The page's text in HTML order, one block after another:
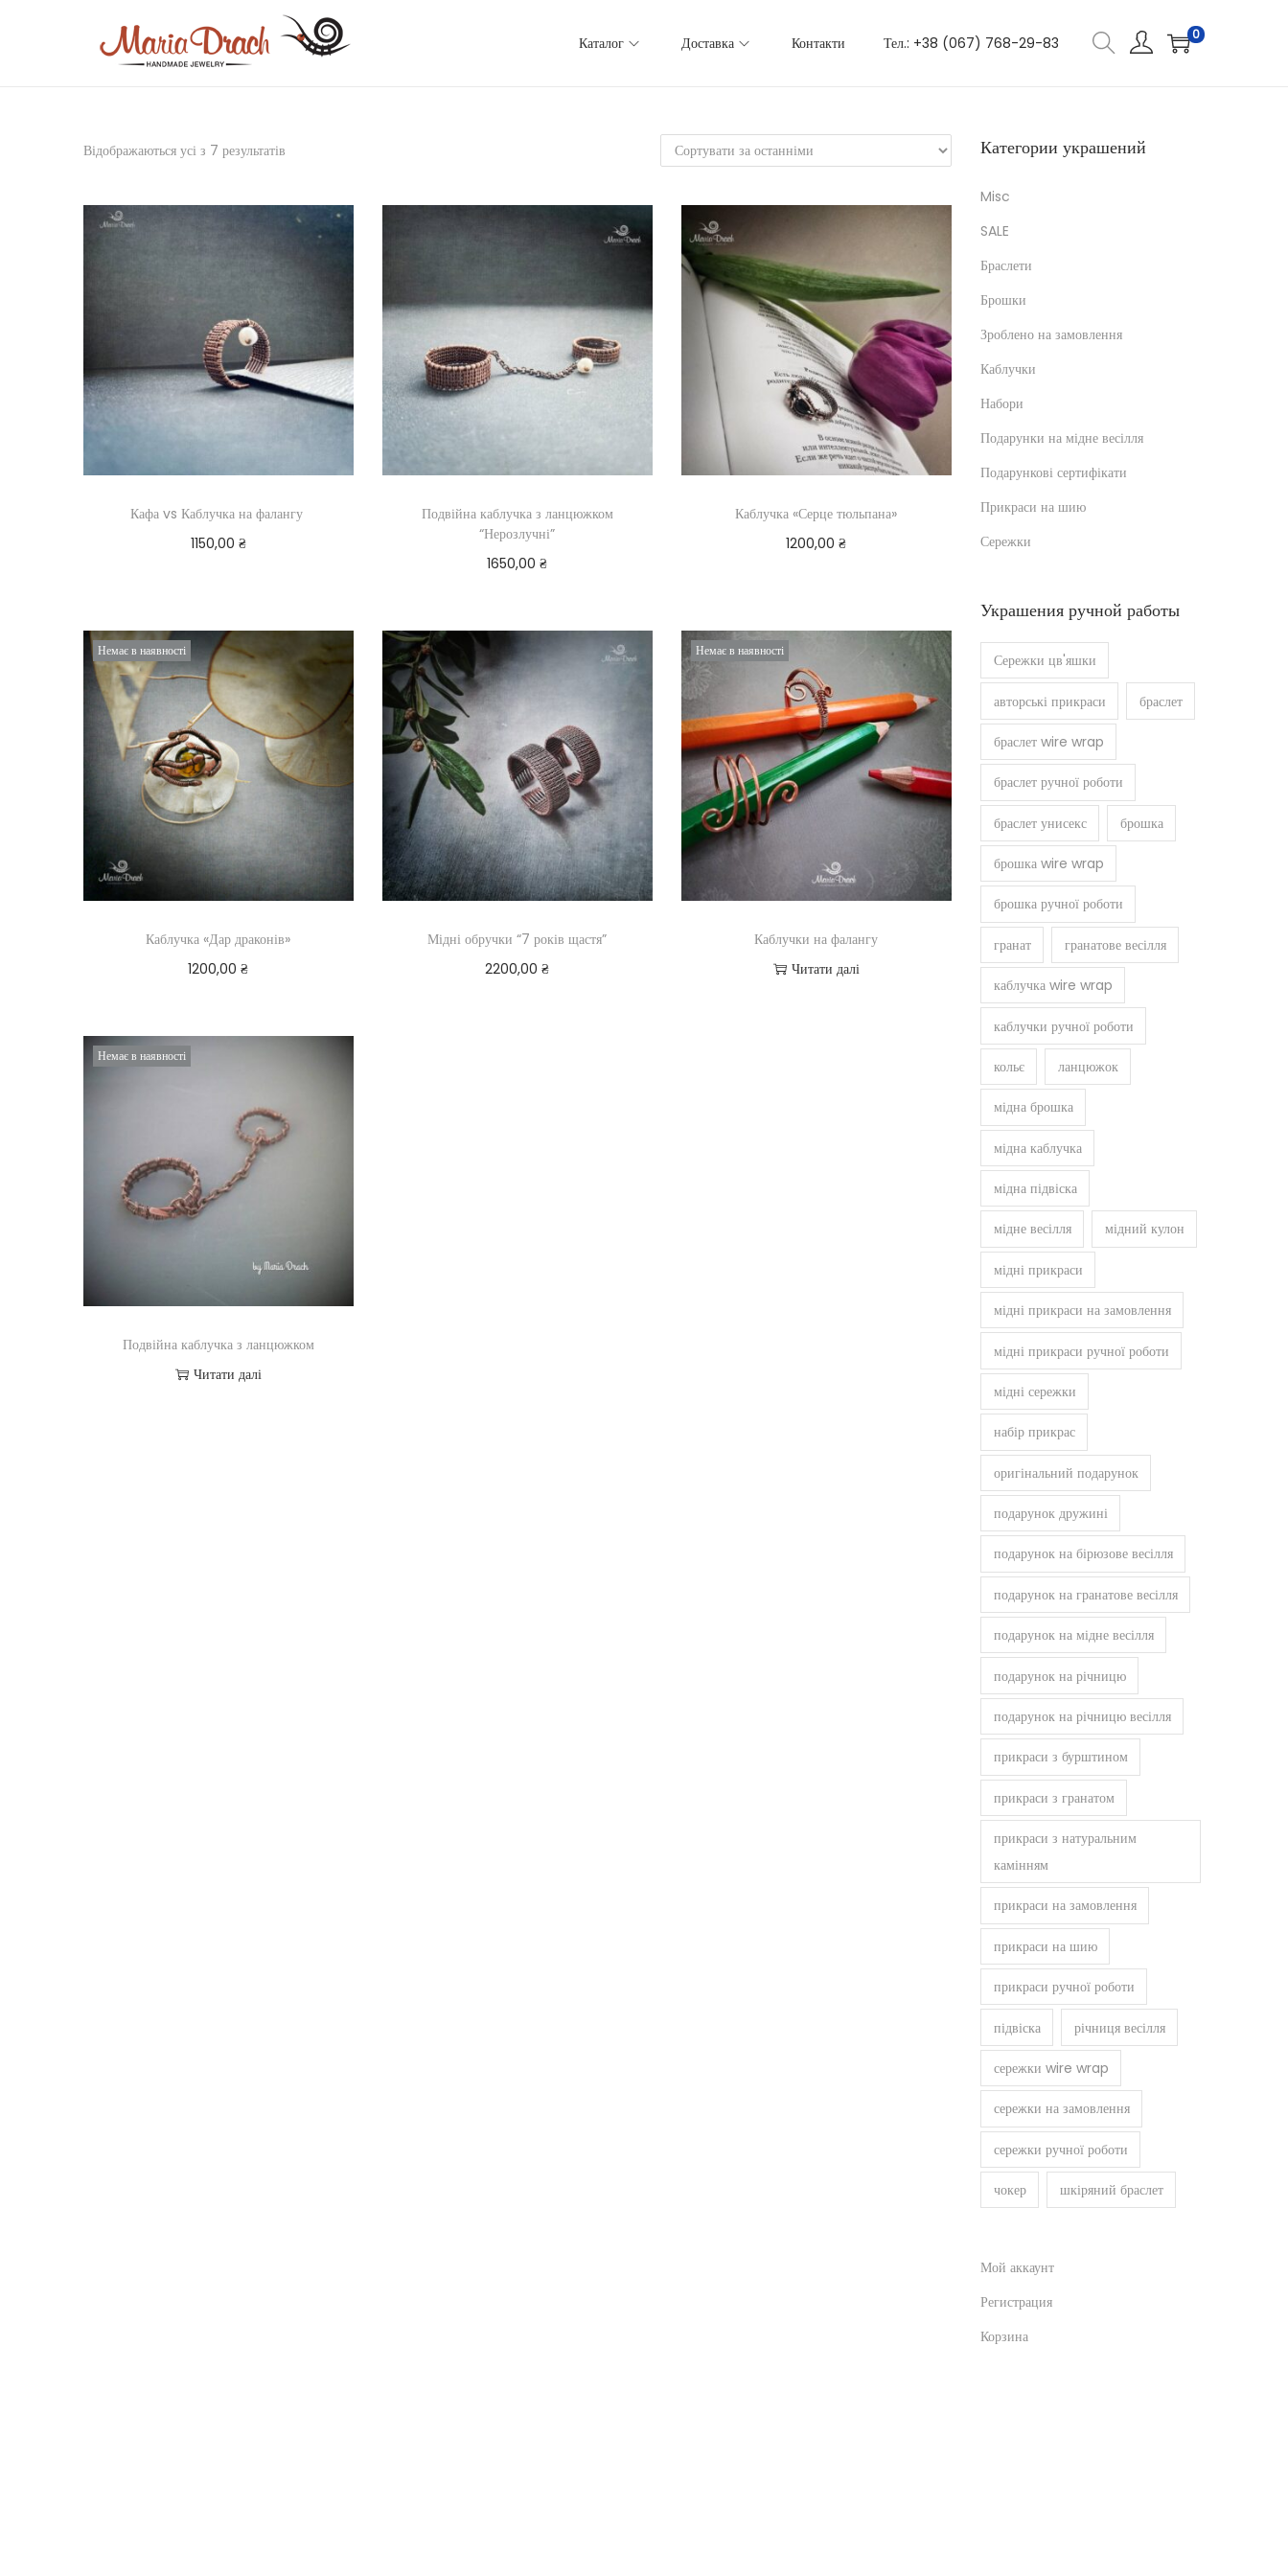
Каталог Доставка Контакти Тел.: +38 (067) 768-29-83 0
Відображаються усі з 7 результатів
Кафа vs Каблучка на фалангу
1150,00 ₴
Подвійна каблучка з ланцюжком
“Нерозлучні”
1650,00₴
Каблучка «Серце тюльпана»
1200,00₴
Немає в наявності
Каблучка «Дар драконів»
1200,00₴
Мідні обручки “7 років щастя”
2200,00₴
Немає в наявності
Каблучки на фалангу
Читати далі
Немає в наявності
Подвійна каблучка з ланцюжком
Читати далі
Категории украшений
Misc
SALE
Браслети
Брошки
Зроблено на замовлення
Каблучки
Набори
Подарунки на мідне весілля
Подарункові сертифікати
Прикраси на шию
Сережки
Украшения ручной работы
Сережки цв'яшки
авторські прикраси браслет
браслет wire wrap
браслет ручної роботи
браслет унисекс брошка
брошка wire wrap
брошка ручної роботи
гранат гранатове весілля
каблучка wire wrap
каблучки ручної роботи
кольє ланцюжок
мідна брошка
мідна каблучка
мідна підвіска
мідне весілля мідний кулон
мідні прикраси
мідні прикраси на замовлення
мідні прикраси ручної роботи
мідні сережки
набір прикрас
оригінальний подарунок
подарунок дружині
подарунок на бірюзове весілля
подарунок на гранатове весілля
подарунок на мідне весілля
подарунок на річницю
подарунок на річницю весілля
прикраси з бурштином
прикраси з гранатом
прикраси з натуральним
камінням
прикраси на замовлення
прикраси на шию
прикраси ручної роботи
підвіска річниця весілля
сережки wire wrap
сережки на замовлення
сережки ручної роботи
чокер шкіряний браслет
Мой аккаунт
Регистрация
Корзина